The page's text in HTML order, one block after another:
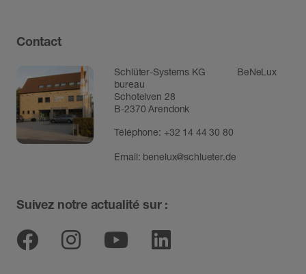
Contact
Schlüter-Systems KG BeNeLux
bureau
Schotelven 28
B-2370 Arendonk
Téléphone: +32 14 44 30 80
Email: benelux@schlueter.de
Suivez notre actualité sur :
Facebook
Instagram
YoutubeLinkedin